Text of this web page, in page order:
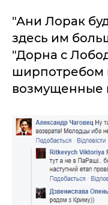
"Ани Лорак
здесь им
"Дорна с
ширпотребом
возмущенные